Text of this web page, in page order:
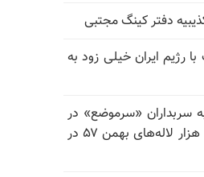
دفتر کینگ مجتبی
رژیم ایران خیلی زود به
به سربداران «سرموضع» در
سالگرد قتل‌عام ۳۰ هزار لاله‌های بهمن ۵۷ در